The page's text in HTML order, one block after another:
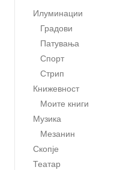
Илуминации
Градови
Патувања
Спорт
Стрип
Книжевност
Моите книги
Музика
Мезанин
Скопје
Театар